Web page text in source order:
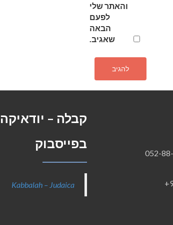
והאתר שלי
לפעם
הבאה
שאגיב.
קבלה – יודאיקה
בפייסבוק
Kabbalah – Judaica